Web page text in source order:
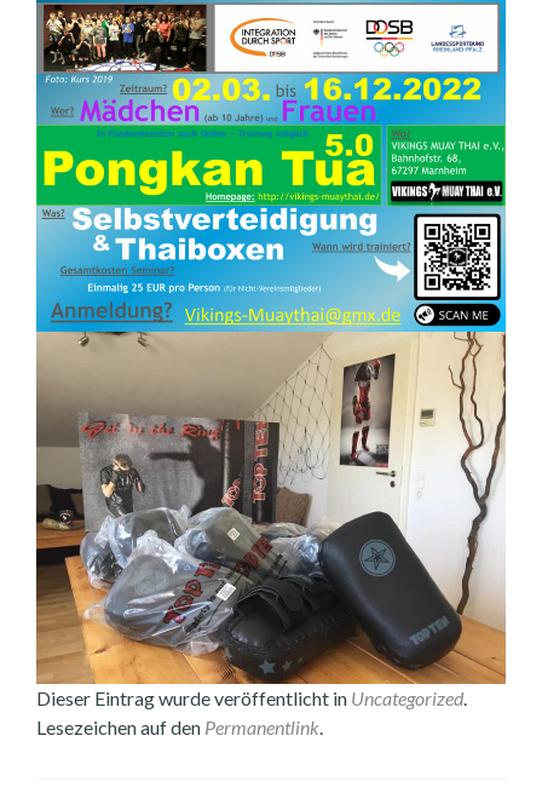
Dieser Eintrag wurde veröffentlicht in Uncategorized.
Lesezeichen auf den Permanentlink.